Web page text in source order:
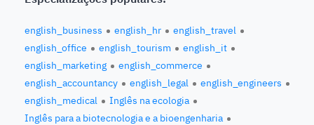
english_business english_hr
english_travel
english_office
english_tourism
english_it
english_marketing
english_commerce
english_accountancy
english_legal
english_engineers
english_medical
Inglês na ecologia
Inglês para a biotecnologia e a bioengenharia